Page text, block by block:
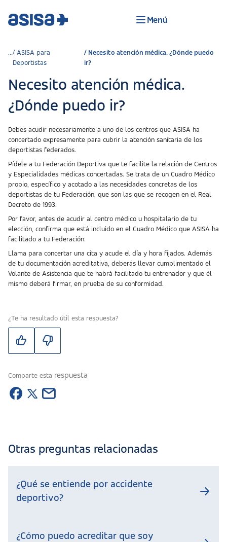
Menú
ASISA para
Deportistas
Necesito atención médica. ¿Dónde puedo
ir?
Necesito atención médica.
¿Dónde puedo ir?
Debes acudir necesariamente a uno de los centros que ASISA ha
concertado expresamente para cubrir la atención sanitaria de los
deportistas federados.
Pídele a tu Federación Deportiva que te facilite la relación de Centros
y Especialidades médicas concertadas. Se trata de un Cuadro Médico
propio, específico y acotado a las necesidades concretas de los
deportistas de tu Federación, que son las que se recogen en el Real
Decreto de 1993.
Por favor, antes de acudir al centro médico u hospitalario de tu
elección, confirma que está incluido en el Cuadro Médico que ASISA ha
facilitado a tu Federación.
Llama para concertar una cita y acude el día y hora fijados. Además
de tu documentación acreditativa, deberás llevar cumplimentado el
Volante de Asistencia que te habrá facilitado tu entrenador y que él
mismo deberá firmar, en prueba de su conformidad.
¿Te ha resultado útil esta respuesta?
Comparte esta respuesta
Otras preguntas relacionadas
¿Qué se entiende por accidente
deportivo?
¿Cómo puedo acreditar que soy